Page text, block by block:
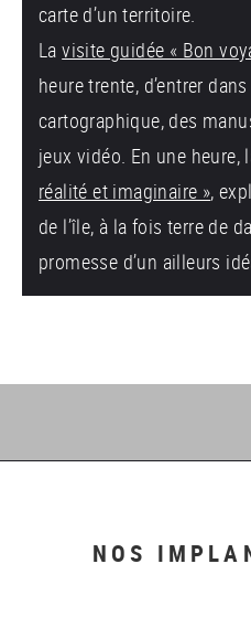
carte d’un territoire.
Lavisite guidée « Bon
heure trente, d’entrer
cartographique, des
jeux vidéo. En une heure,
réalité et imaginaire »,
de l’île, à la fois terre de
promesse d’un ailleurs
NOS